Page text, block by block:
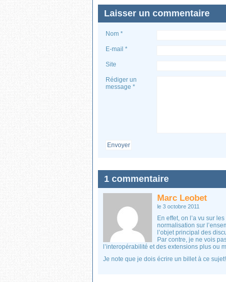
Laisser un commentaire
Nom *
E-mail *
Site
Rédiger un
message *
Envoyer
1 commentaire
Marc Leobet
le 3 octobre 2011
En effet, on l’a vu sur
normalisation sur
l’objet principal des
Par contre, je ne vois
l’interopérabilité et des extensions plus ou
Je note que je dois écrire un billet à ce sujet!